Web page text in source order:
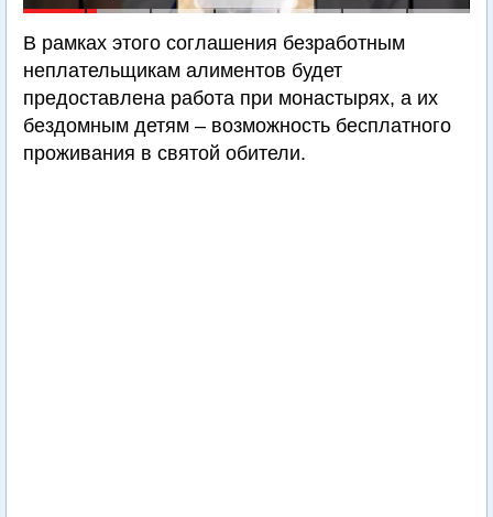
В рамках этого соглашения безработным
неплательщикам алиментов будет
предоставлена работа при монастырях, а их
бездомным детям – возможность бесплатного
проживания в святой обители.